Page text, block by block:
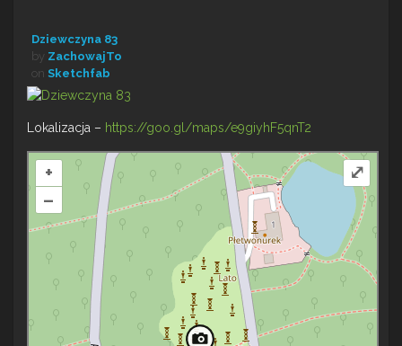
Dziewczyna 83
by ZachowajTo
on Sketchfab
Lokalizacja – https://goo.gl/maps/e9giyhF5qnT2
+
–
⤢